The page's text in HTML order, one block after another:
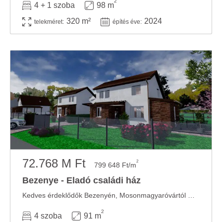
4 + 1 szoba 98 m
telekméret: 320 m² építés éve: 2024
72.768 M Ft 799 648 Ft/m2
Bezenye - Eladó családi ház
4 szoba 91 m
2